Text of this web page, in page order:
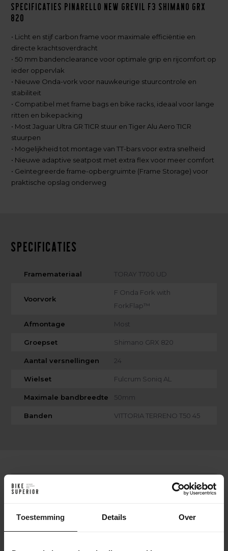
Toestemming Details Over
Specificaties Pinarello New Grevil F3 Shimano GRX
820
• Licht en stijf carbon frame voor maximale efficiëntie en
directe krachtsoverdracht
• 50 mm bandenclearance voor optimale grip en rijcomfort op
ieder oppervlak
• Nieuwe Onda-vork voor nauwkeurige stuurcontrole en
stabiliteit
• Compatibel met frame bags en bike racks, ideaal voor lange
ritten en bikepacking
• Most Jaguar Ultra GR TICR stuur en Tiger Alu Aero TICR
stuurpen
• Mogelijkheid tot montage van TT-bars voor extra snelheid
• Nieuwe adaptive seatpost met extra flex voor meer comfort
• Geïntegreerde frame-opbergruimte (Frame Storage) voor
praktische opslag onderweg
Specificaties
Framemateriaal TORAY T700 UD
Voorvork
F Onda Fork with
ForkFlap™
Afmontage Most
Groepset Shimano GRX 820
Aantal versnellingen 24
Wielset Fulcrum Soniq AL
Maximale bandbreedte 50mm
Banden VITTORIA TERRENO T50 45
Verzendvoorwaarden
(Nederland & België)
Verzendtijd: Binnen 1-2 werkdagen, afhankelijk